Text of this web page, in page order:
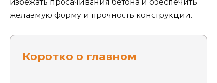
избежать просачивания бетона и обеспечить
желаемую форму и прочность конструкции.
Коротко о главном